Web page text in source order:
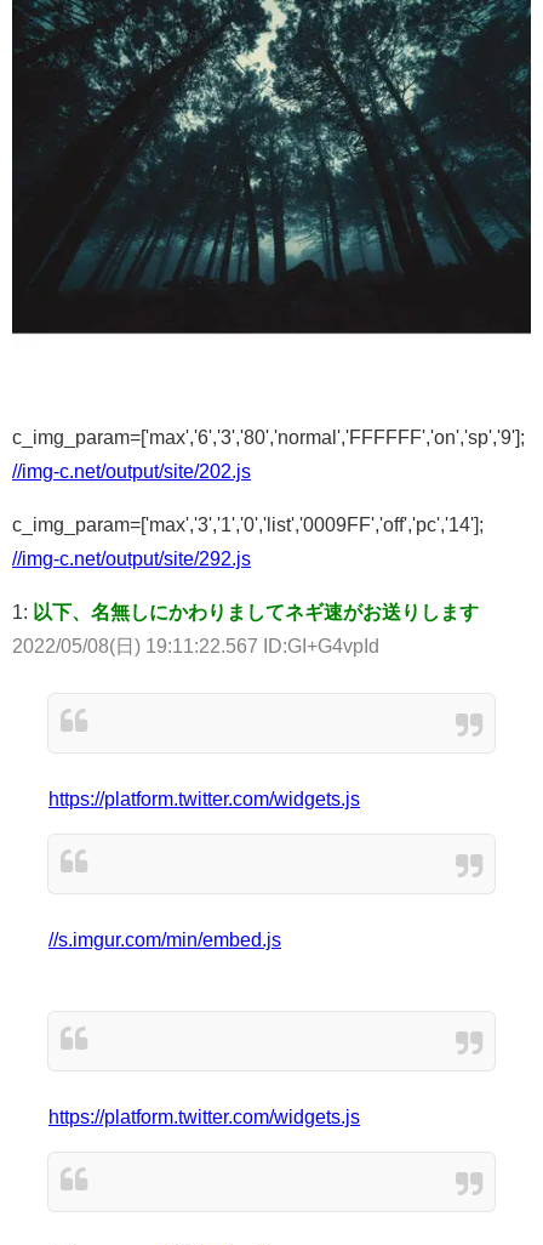
c_img_param=['max','6','3','80','normal','FFFFFF','on','sp','9'];
//img-c.net/output/site/202.js
c_img_param=['max','3','1','0','list','0009FF','off','pc','14'];
//img-c.net/output/site/292.js
1: 以下、名無しにかわりましてネギ速がお送りします
2022/05/08(日) 19:11:22.567 ID:GI+G4vpId
https://platform.twitter.com/widgets.js
//s.imgur.com/min/embed.js
https://platform.twitter.com/widgets.js